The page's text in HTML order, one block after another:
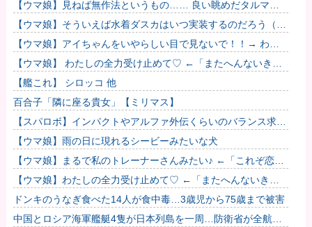
【ウマ娘】見ねば無作法というもの…… 良い眺めだタルマ
エ…（殴
【ウマ娘】そういえば水着ダスカはいつ実装するのだろう（ﾃﾞ
ｯｯｯ
【ウマ娘】アイちゃんをいやらしい目で見ないで！！→ わか
りました…
【ウマ娘】 わたしの全力受け止めて♡ ←「またへんないきも
のがふえてる…」
【艦これ】 シロッコ 他
百合子「隣に座る貴女」【ミリマス】
【スパロボ】インパクトやアルファ外伝くらいのバランス求
む！！ → インパクトも最終的にはコアブースターで雑魚は
一撃で倒せ...
【ウマ娘】雨の日に現れるシービーみたいな犬
【ウマ娘】まるで私のトレーナーさんみたい♪ ←「これぞ恋愛
強者スペ一族…」
【ウマ娘】わたしの全力受け止めて♡ ←「またへんないきも
のがふえてる…」
ドンキのうなぎ食べた14人が食中毒…3歳児から75歳まで被害
中国とロシア海軍艦艇4隻が日本列島を一周…防衛省が全航路